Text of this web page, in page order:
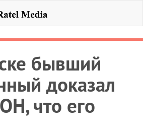
бывший
доказал
что его